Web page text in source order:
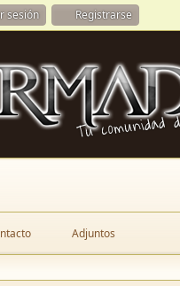
sesión Registrarse
Adjuntos